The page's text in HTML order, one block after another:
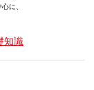
に、
知識